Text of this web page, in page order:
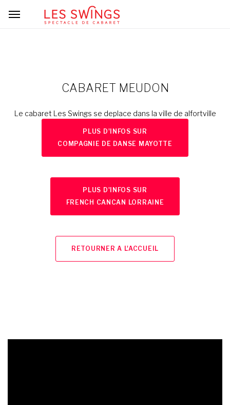
CABARET MEUDON
Le cabaret Les Swings se deplace dans la ville de alfortville
PLUS D'INFOS SUR
COMPAGNIE DE DANSE MAYOTTE
PLUS D'INFOS SUR
FRENCH CANCAN LORRAINE
RETOURNER A L'ACCUEIL